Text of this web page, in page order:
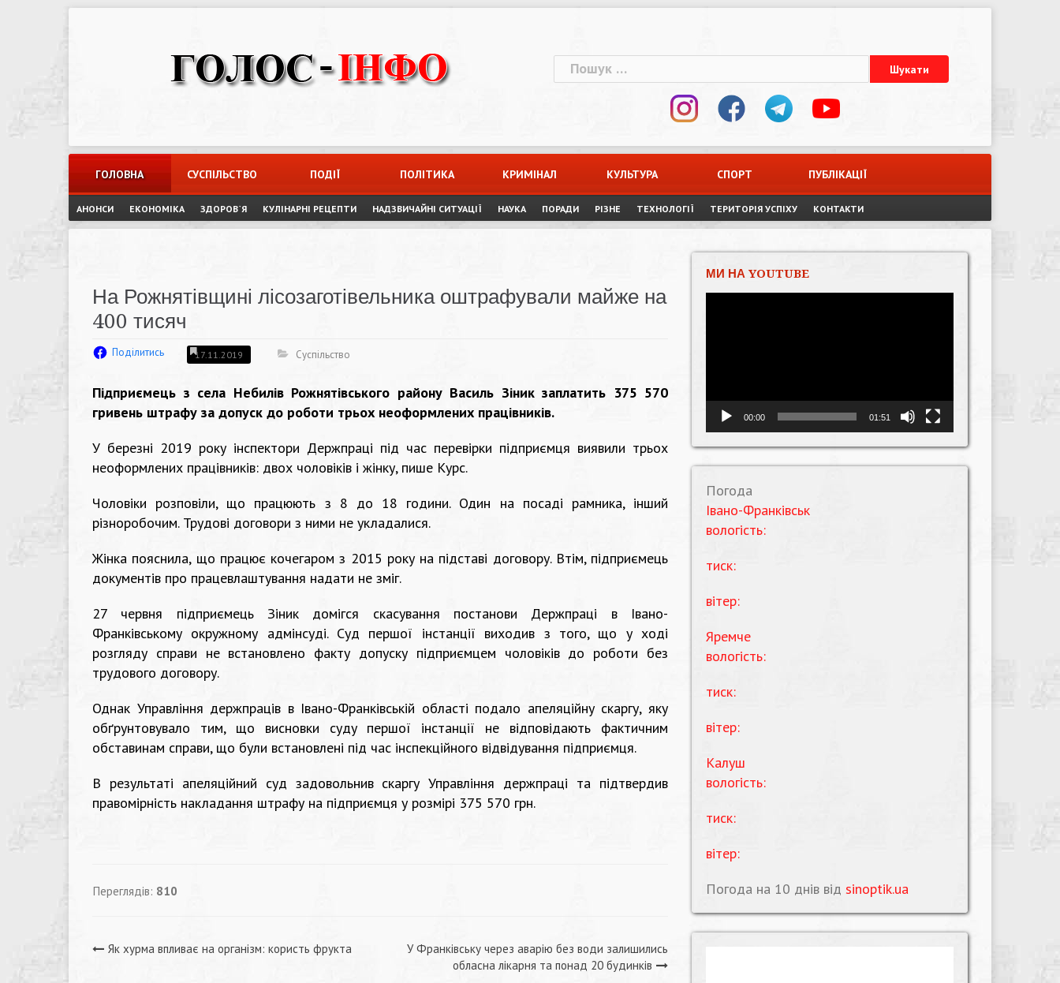
Пошук:
ГОЛОВНА СУСПІЛЬСТВО ПОДІЇ ПОЛІТИКА КРИМІНАЛ КУЛЬТУРА СПОРТ ПУБЛІКАЦІЇ
АНОНСИ ЕКОНОМІКА ЗДОРОВ`Я КУЛІНАРНІ РЕЦЕПТИ НАДЗВИЧАЙНІ СИТУАЦІЇ НАУКА ПОРАДИ РІЗНЕ ТЕХНОЛОГІЇ ТЕРИТОРІЯ УСПІХУ КОНТАКТИ
На Рожнятівщині лісозаготівельника оштрафували майже на
400 тисяч
Поділитись 17.11.2019 Суспільство
Підприємець з села Небилів Рожнятівського району Василь Зіник заплатить 375 570
гривень штрафу за допуск до роботи трьох неоформлених працівників.
У березні 2019 року інспектори Держпраці під час перевірки підприємця виявили трьох
неоформлених працівників: двох чоловіків і жінку, пише Курс.
Чоловіки розповіли, що працюють з 8 до 18 години. Один на посаді рамника, інший
різноробочим. Трудові договори з ними не укладалися.
Жінка пояснила, що працює кочегаром з 2015 року на підставі договору. Втім, підприємець
документів про працевлаштування надати не зміг.
27 червня підприємець Зіник домігся скасування постанови Держпраці в Івано-
Франківському окружному адмінсуді. Суд першої інстанції виходив з того, що у ході
розгляду справи не встановлено факту допуску підприємцем чоловіків до роботи без
трудового договору.
Однак Управління держпраців в Івано-Франківській області подало апеляційну скаргу, яку
обґрунтовувало тим, що висновки суду першої інстанції не відповідають фактичним
обставинам справи, що були встановлені під час інспекційного відвідування підприємця.
В результаті апеляційний суд задовольнив скаргу Управління держпраці та підтвердив
правомірність накладання штрафу на підприємця у розмірі 375 570 грн.
Переглядів: 810
Навігація
Як хурма впливає на організм: користь фрукта
У Франківську через аварію без води залишились
обласна лікарня та понад 20 будинків
МИ НА YOUTUBE
00:00 01:51
Погода
Івано-Франківськ
вологість:
тиск:
вітер:
Яремче
вологість:
тиск:
вітер:
Калуш
вологість:
тиск:
вітер:
Погода на 10 днів від sinoptik.ua